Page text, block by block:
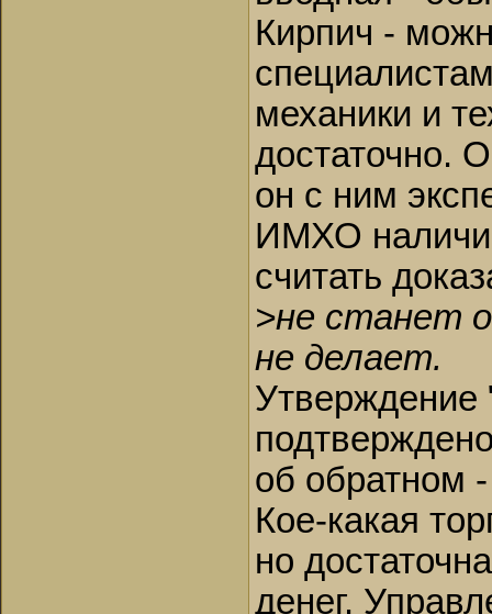
Кирпич -
механики и
достаточно.
он с ним
ИМХО
считать
>не станет
не делает.
Утверждение
об обратном
Кое-какая
но
денег.